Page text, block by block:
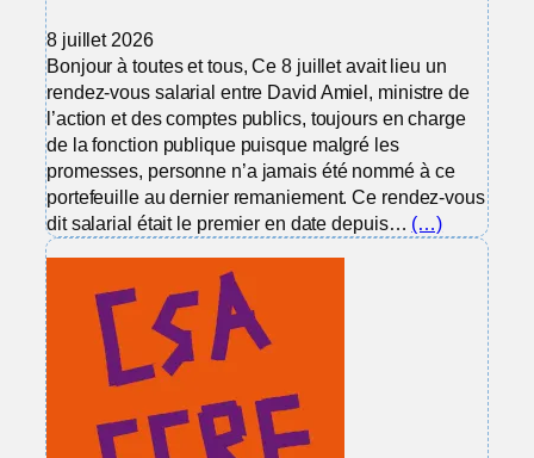
8 juillet 2026
Bonjour à toutes et tous, Ce 8 juillet avait lieu un
rendez-vous salarial entre David Amiel, ministre de
l’action et des comptes publics, toujours en charge
de la fonction publique puisque malgré les
promesses, personne n’a jamais été nommé à ce
portefeuille au dernier remaniement. Ce rendez-vous
dit salarial était le premier en date depuis… (…)